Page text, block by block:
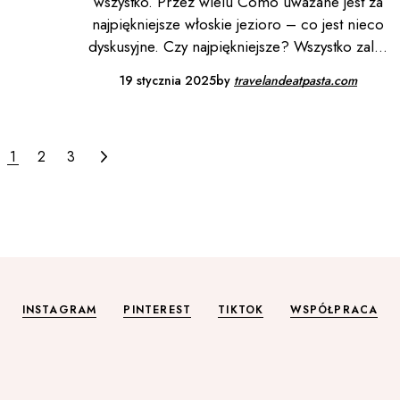
najpiękniejsze włoskie jezioro – co jest nieco
dyskusyjne. Czy najpiękniejsze? Wszystko zal
19 stycznia 2025by travelandeatpasta.com
1 2 3
INSTAGRAM PINTEREST TIKTOK WSPÓŁPRACA